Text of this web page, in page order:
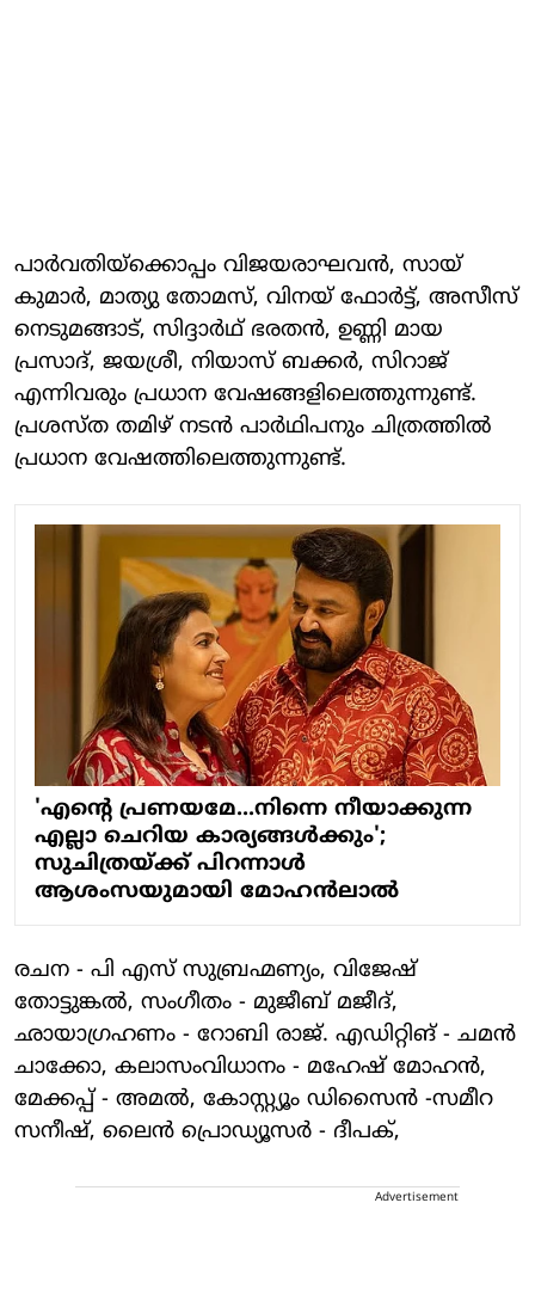
പാർവതിയ്ക്കൊപ്പം വിജയരാഘവൻ, സായ്
കുമാർ, മാത്യു തോമസ്, വിനയ് ഫോർട്ട്, അസീസ്
നെടുമങ്ങാട്, സിദ്ദാർഥ് ഭരതൻ, ഉണ്ണി മായ
പ്രസാദ്, ജയശ്രീ, നിയാസ് ബക്കർ, സിറാജ്
എന്നിവരും പ്രധാന വേഷങ്ങളിലെത്തുന്നുണ്ട്.
പ്രശസ്ത തമിഴ് നടൻ പാർഥിപനും ചിത്രത്തിൽ
പ്രധാന വേഷത്തിലെത്തുന്നുണ്ട്.
'എന്റെ പ്രണയമേ...നിന്നെ നീയാക്കുന്ന
എല്ലാ ചെറിയ കാര്യങ്ങൾക്കും';
സുചിത്രയ്ക്ക് പിറന്നാൾ
ആശംസയുമായി മോഹൻലാൽ
രചന - പി എസ് സുബ്രഹ്മണ്യം, വിജേഷ്
തോട്ടുങ്കൽ, സംഗീതം - മുജീബ് മജീദ്,
ഛായാഗ്രഹണം - റോബി രാജ്. എഡിറ്റിങ് - ചമൻ
ചാക്കോ, കലാസംവിധാനം - മഹേഷ് മോഹൻ,
മേക്കപ്പ് - അമൽ, കോസ്റ്റ്യൂം ഡിസൈൻ -സമീറ
സനീഷ്, ലൈൻ പ്രൊഡ്യൂസർ - ദീപക്,
Advertisement